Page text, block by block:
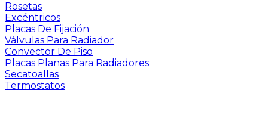
Rosetas
Excéntricos
Placas De Fijación
Válvulas Para Radiador
Convector De Piso
Placas Planas Para Radiadores
Secatoallas
Termostatos